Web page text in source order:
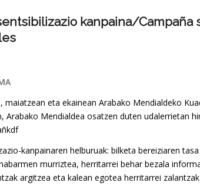
kanpaina/Campaña
eta ekainean Arabako Mendialdeko
Arabako Mendialdea osatzen duten udalerrietan
kanpainaren helburuak: bilketa bereiziaren
murriztea, herritarrei behar bezala
argitzea eta kalean egotea herritarrei